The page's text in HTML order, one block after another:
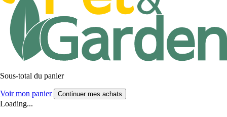
Sous-total du panier
Voir mon panier Continuer mes achats
Loading...